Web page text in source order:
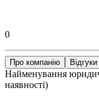
0
Про компанію Відгуки
Найменування
наявності)